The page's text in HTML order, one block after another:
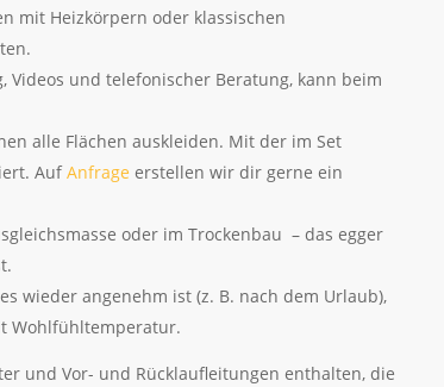
mit Heizkörpern oder klassischen
Videos und telefonischer Beratung, kann beim
alle Flächen auskleiden. Mit der im Set
AufAnfrage erstellen wir dir gerne ein
oder im Trockenbau – das egger
wieder angenehm ist (z. B. nach dem Urlaub),
Wohlfühltemperatur.
und Vor- und Rücklaufleitungen enthalten, die